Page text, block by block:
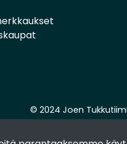
© 2024 Joen